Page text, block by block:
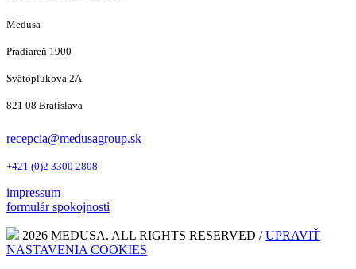
Medusa
Pradiareň 1900
Svätoplukova 2A
821 08 Bratislava
recepcia@medusagroup.sk
+421 (0)2 3300 2808
impressum
formulár spokojnosti
2026 MEDUSA. ALL RIGHTS RESERVED /UPRAVIŤ
NASTAVENIA COOKIES